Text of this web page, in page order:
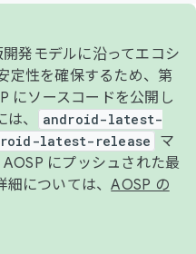
発モデルに沿ってエコシ
定性を確保するため、第
にソースコードを公開し
、
android-latest-
latest-release
マ
にプッシュされた最
細については、AOSP の